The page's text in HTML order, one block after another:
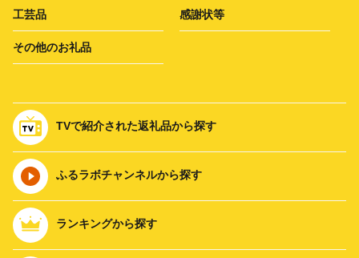
工芸品 感謝状等
その他のお礼品
TVで紹介された返礼品から探す
ふるラボチャンネルから探す
ランキングから探す